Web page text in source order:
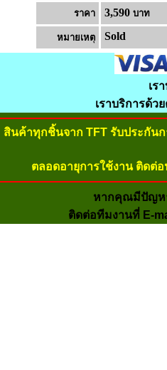
ราคา 3,590 บาท
หมายเหต Sold
เร
เราบริการด้ว
สินค้าทุกชิ้นจาก TFT รับประกัน
ตลอดอายุการใช้งาน ติดต่
หากคุณมีปัญห
ติดต่อทีมงานที่ E-